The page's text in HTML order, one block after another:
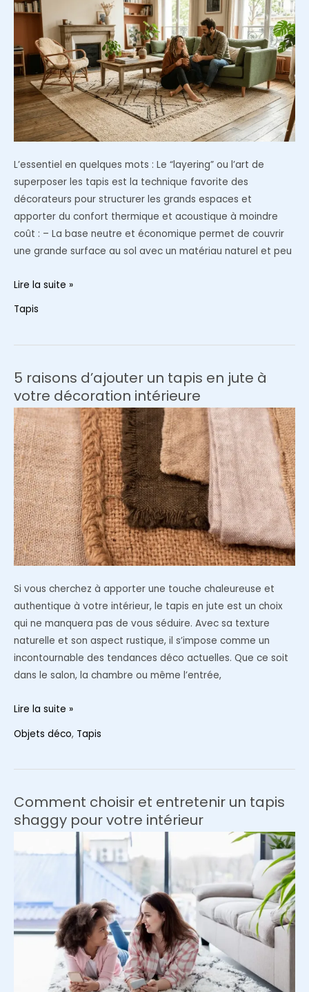
mur
cadres
en
2026
L’essentiel en quelques mots : Le “layering” ou l’art de
superposer les tapis est la technique favorite des
décorateurs pour structurer les grands espaces et
apporter du confort thermique et acoustique à moindre
coût : – La base neutre et économique permet de couvrir
une grande surface au sol avec un matériau naturel et peu
Layering
tapis
de
pour
réchauffer
un
grand
salon
sans
se
ruiner
Lire la suite »
Tapis
5 raisons d’ajouter un tapis en jute à
votre décoration intérieure
Si vous cherchez à apporter une touche chaleureuse et
authentique à votre intérieur, le tapis en jute est un choix
qui ne manquera pas de vous séduire. Avec sa texture
naturelle et son aspect rustique, il s’impose comme un
incontournable des tendances déco actuelles. Que ce soit
dans le salon, la chambre ou même l’entrée,
5
d’ajouter
en
jute
à
Lire la suite »
Objets déco, Tapis
Comment choisir et entretenir un tapis
shaggy pour votre intérieur